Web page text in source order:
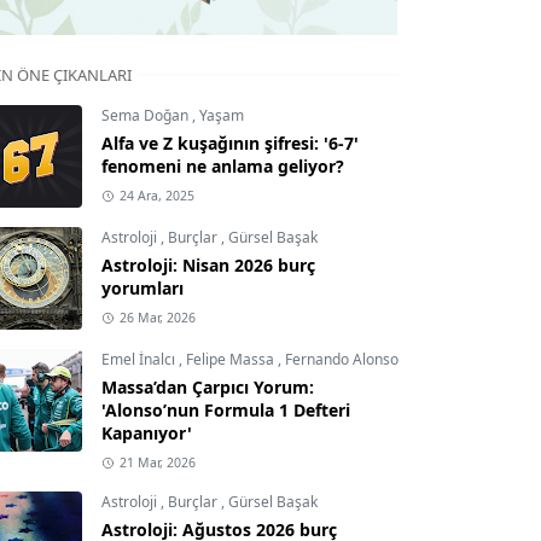
ÖNE ÇIKANLARI
Sema Doğan ,Yaşam
Alfa ve Z kuşağının şifresi: '6-7'
fenomeni ne anlama geliyor?
24 Ara, 2025
Astroloji , Burçlar ,Gürsel Başak
Astroloji: Nisan 2026 burç
yorumları
26 Mar, 2026
Emel İnalcı , Felipe Massa , Fernando Alonso
Massa’dan Çarpıcı Yorum:
'Alonso’nun Formula 1 Defteri
Kapanıyor'
21 Mar, 2026
Astroloji , Burçlar ,Gürsel Başak
Astroloji: Ağustos 2026 burç